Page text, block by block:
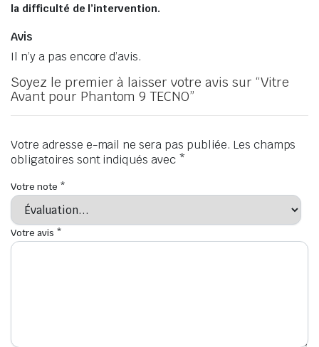
la difficulté de l’intervention.
Avis
Il n’y a pas encore d’avis.
Soyez le premier à laisser votre avis sur “Vitre
Avant pour Phantom 9 TECNO”
Votre adresse e-mail ne sera pas publiée. Les champs
obligatoires sont indiqués avec *
Votre note *
Votre avis *